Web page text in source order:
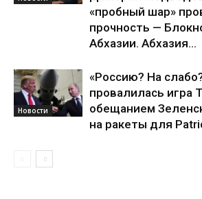
«пробный шар»
прочность —
Абхазии. Абхазия...
Новости
«Россию? На
провалилась игра
обещанием
на ракеты для